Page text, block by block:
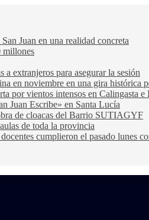
Juan en una realidad concreta
millones
extranjeros para asegurar la sesión
en noviembre en una gira histórica
por vientos intensos en Calingasta e
Juan Escribe» en Santa Lucía
de cloacas del Barrio SUTIAGYF
de toda la provincia
cumplieron el pasado lunes